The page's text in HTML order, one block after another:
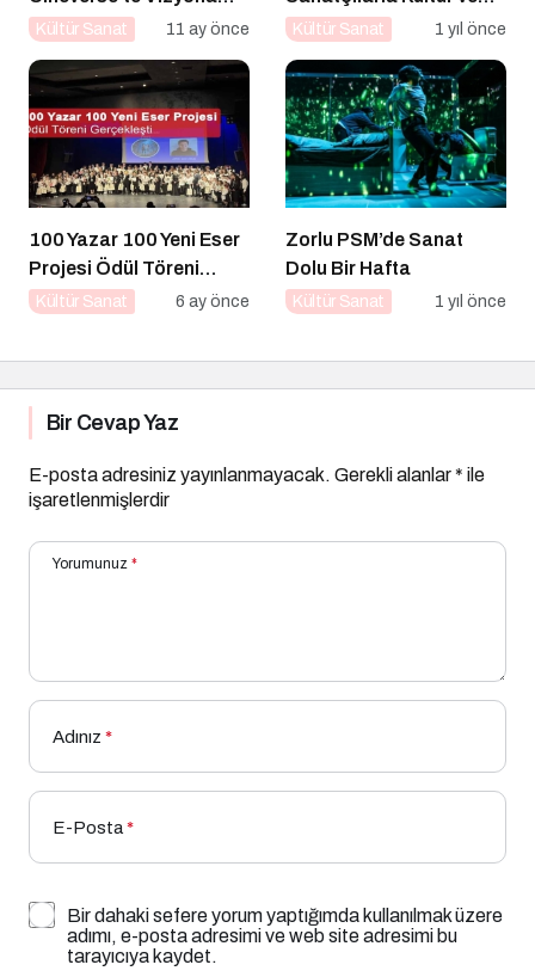
Girecek Filmler
Kültür Sanat 11 ay önce
Sanat Yolucluğuna
Kültür Sanat 1 yıl önce
100 Yazar 100 Yeni Eser
Projesi Ödül Töreni
Gerçekleşti
Kültür Sanat 6 ay önce
Zorlu PSM’de Sanat
Dolu Bir Hafta
Kültür Sanat 1 yıl önce
Bir Cevap Yaz
E-posta adresiniz yayınlanmayacak. Gerekli alanlar* ile
işaretlenmişlerdir
Yorumunuz *
Adınız *
E-Posta*
Bir dahaki sefere yorum yaptığımda kullanılmak üzere
adımı, e-posta adresimi ve web site adresimi bu
tarayıcıya kaydet.